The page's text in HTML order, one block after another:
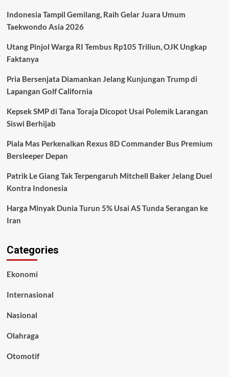
Indonesia Tampil Gemilang, Raih Gelar Juara Umum
Taekwondo Asia 2026
Utang Pinjol Warga RI Tembus Rp105 Triliun, OJK Ungkap
Faktanya
Pria Bersenjata Diamankan Jelang Kunjungan Trump di
Lapangan Golf California
Kepsek SMP di Tana Toraja Dicopot Usai Polemik Larangan
Siswi Berhijab
Piala Mas Perkenalkan Rexus 8D Commander Bus Premium
Bersleeper Depan
Patrik Le Giang Tak Terpengaruh Mitchell Baker Jelang Duel
Kontra Indonesia
Harga Minyak Dunia Turun 5% Usai AS Tunda Serangan ke
Iran
Categories
Ekonomi
Internasional
Nasional
Olahraga
Otomotif